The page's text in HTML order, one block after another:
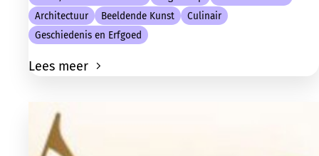
Architectuur
Beeldende Kunst
Culinair
Geschiedenis en Erfgoed
Lees meer